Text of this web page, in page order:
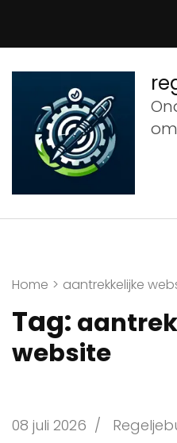
inhoud
(druk
Enter)
Home > aantrekkelijke
Tag:
website
08 juli 2026 /